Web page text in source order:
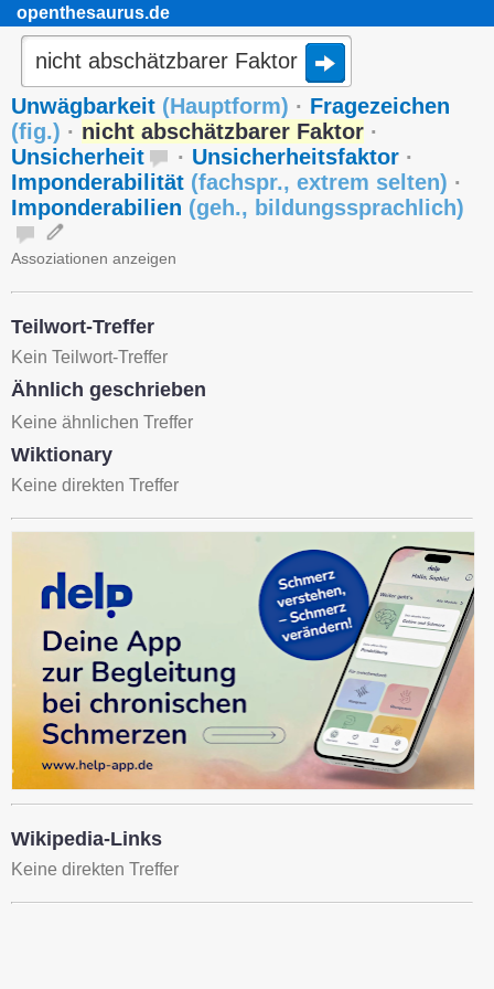
openthesaurus.de
Unwägbarkeit (Hauptform) · Fragezeichen
(fig.) · nicht abschätzbarer Faktor ·
Unsicherheit
· Unsicherheitsfaktor ·
Imponderabilität (fachspr., extrem selten) ·
Imponderabilien (geh., bildungssprachlich)
Assoziationen anzeigen
Teilwort-Treffer
Kein Teilwort-Treffer
Ähnlich geschrieben
Keine ähnlichen Treffer
Wiktionary
Keine direkten Treffer
Wikipedia-Links
Keine direkten Treffer